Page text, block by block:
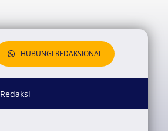
HUBUNGI REDAKSIONAL
Redaksi